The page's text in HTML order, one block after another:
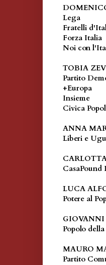
Lega
Fratelli
Forza Italia
Noi con
TOBIA
Partito
+Europa
Insieme
Civica
ANNA
Liberi e
CasaPound
LUCA
Potere al
GIOVANNI
Popolo
MAURO
Partito